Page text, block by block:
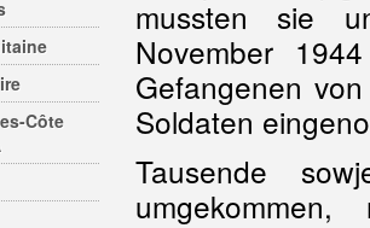
Côte
mussten sie
November
Gefangenen
Soldaten
Tausende